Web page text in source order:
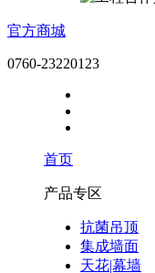
官方商城
0760-23220123
首页
产品专区
抗菌吊顶
集成墙面
天花|幕墙